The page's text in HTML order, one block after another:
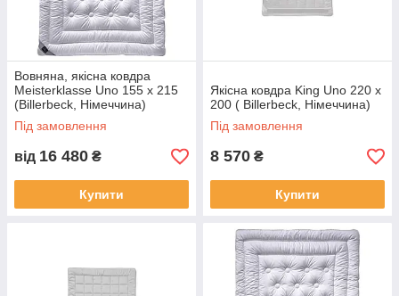
Вовняна, якісна ковдра
Meisterklasse Uno 155 х 215
(Billerbeck, Німеччина)
Під замовлення
від 16 480 ₴
Купити
Якісна ковдра King Uno 220 х
200 ( Billerbeck, Німеччина)
Під замовлення
8 570 ₴
Купити